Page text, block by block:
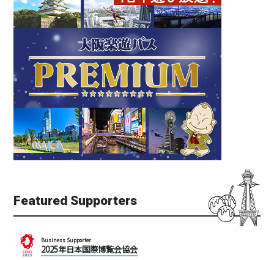
Featured Supporters
Business Supporter
2025年日本国際博覧会協会